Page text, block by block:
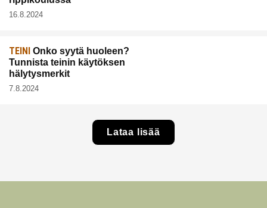
16.8.2024
TEINI
Onko syytä huoleen?
Tunnista teinin käytöksen
hälytysmerkit
7.8.2024
Lataa lisää